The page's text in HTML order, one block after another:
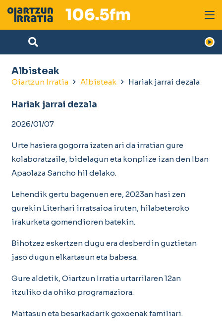
Albisteak
Oiartzun Irratia Albisteak Hariak jarrai dezala
Hariak jarrai dezala
2026/01/07
Urte hasiera gogorra izaten ari da irratian gure
kolaboratzaile, bidelagun eta konplize izan den Iban
Apaolaza Sancho hil delako.
Lehendik gertu bagenuen ere, 2023an hasi zen
gurekin Literhari irratsaioa iruten, hilabeteroko
irakurketa gomendioren batekin.
Bihotzez eskertzen dugu era desberdin guztietan
jaso dugun elkartasun eta babesa.
Gure aldetik, Oiartzun Irratia urtarrilaren 12an
itzuliko da ohiko programaziora.
Maitasun eta besarkadarik goxoenak familiari.